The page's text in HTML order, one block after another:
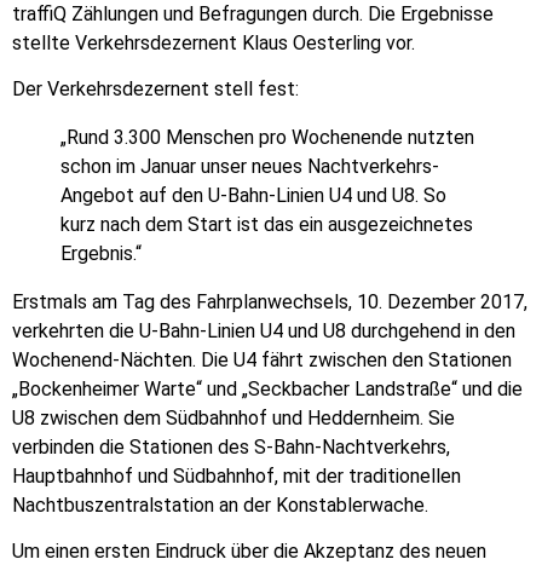
traffiQ Zählungen und Befragungen durch. Die Ergebnisse
stellte Verkehrsdezernent Klaus Oesterling vor.
Der Verkehrsdezernent stell fest:
„Rund 3.300 Menschen pro Wochenende nutzten
schon im Januar unser neues Nachtverkehrs-
Angebot auf den U-Bahn-Linien U4 und U8. So
kurz nach dem Start ist das ein ausgezeichnetes
Ergebnis.“
Erstmals am Tag des Fahrplanwechsels, 10. Dezember 2017,
verkehrten die U-Bahn-Linien U4 und U8 durchgehend in den
Wochenend-Nächten. Die U4 fährt zwischen den Stationen
„Bockenheimer Warte“ und „Seckbacher Landstraße“ und die
U8 zwischen dem Südbahnhof und Heddernheim. Sie
verbinden die Stationen des S-Bahn-Nachtverkehrs,
Hauptbahnhof und Südbahnhof, mit der traditionellen
Nachtbuszentralstation an der Konstablerwache.
Um einen ersten Eindruck über die Akzeptanz des neuen